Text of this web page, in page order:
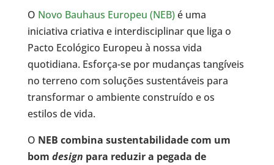
O Novo Bauhaus Europeu (NEB)é uma
iniciativa criativa e interdisciplinar que liga o
Pacto Ecológico Europeu à nossa vida
quotidiana. Esforça-se por mudanças tangíveis
no terreno com soluções sustentáveis para
transformar o ambiente construído e os
estilos de vida.
O NEB combina sustentabilidade com um
bom design para reduzir a pegada de